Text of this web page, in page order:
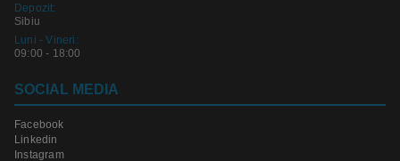
Depozit:
Sibiu
Luni - Vineri:
09:00 - 18:00
SOCIAL MEDIA
Facebook
Linkedin
Instagram